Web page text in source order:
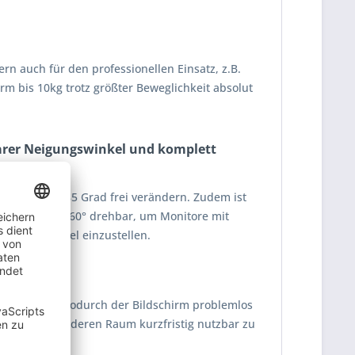
auch für den professionellen Einsatz, z.B.
bis 10kg trotz größter Beweglichkeit absolut
Neigungswinkel und komplett
um +/-85 Grad frei verändern. Zudem ist
ist 360° drehbar, um Monitore mit
Blickwinkel einzustellen.
abdeckt, wodurch der Bildschirm problemlos
einem anderen Raum kurzfristig nutzbar zu